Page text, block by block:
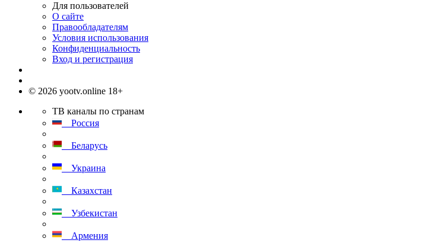
Для пользователей
О сайте
Правообладателям
Условия использования
Конфиденциальность
Вход и регистрация
© 2026 yootv.online 18+
ТВ каналы по странам
Россия
Беларусь
Украина
Казахстан
Узбекистан
Армения